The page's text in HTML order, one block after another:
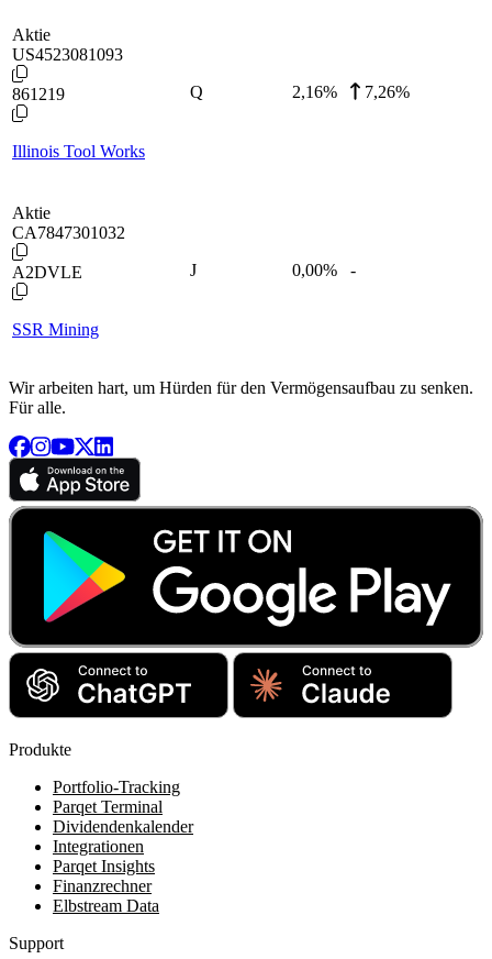
Aktie
US4523081093
861219
Illinois Tool Works
Q 2,16% 7,26%
Aktie
CA7847301032
A2DVLE
SSR Mining
J 0,00% -
Wir arbeiten hart, um Hürden für den Vermögensaufbau zu senken.
Für alle.
Produkte
Portfolio-Tracking
Parqet Terminal
Dividendenkalender
Integrationen
Parqet Insights
Finanzrechner
Elbstream Data
Support